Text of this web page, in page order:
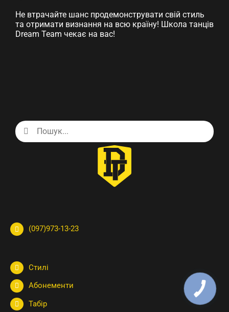
Не втрачайте шанс продемонструвати свій стиль
та отримати визнання на всю країну! Школа танців
Dream Team чекає на вас!
Search
for:
(097)973-13-23
Стилі
Абонементи
Табір
КНОПКА
ЗВ'ЯЗКУ